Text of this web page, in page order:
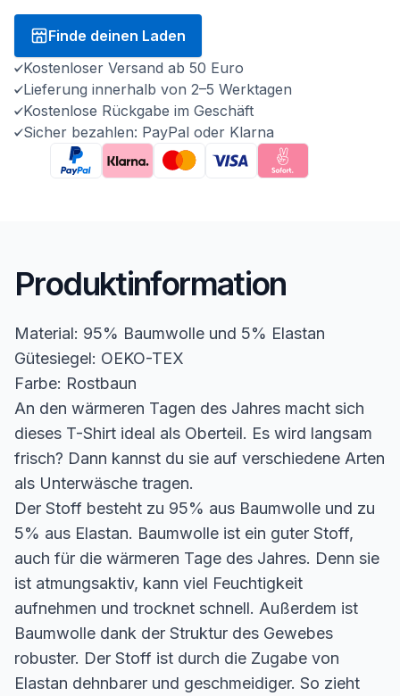
Finde deinen Laden
Kostenloser Versand ab 50 Euro
Lieferung innerhalb von 2–5 Werktagen
Kostenlose Rückgabe im Geschäft
Sicher bezahlen: PayPal oder Klarna
Produktinformation
Material: 95% Baumwolle und 5% Elastan
Gütesiegel: OEKO-TEX
Farbe: Rostbaun
An den wärmeren Tagen des Jahres macht sich
dieses T-Shirt ideal als Oberteil. Es wird langsam
frisch? Dann kannst du sie auf verschiedene Arten
als Unterwäsche tragen.
Der Stoff besteht zu 95% aus Baumwolle und zu
5% aus Elastan. Baumwolle ist ein guter Stoff,
auch für die wärmeren Tage des Jahres. Denn sie
ist atmungsaktiv, kann viel Feuchtigkeit
aufnehmen und trocknet schnell. Außerdem ist
Baumwolle dank der Struktur des Gewebes
robuster. Der Stoff ist durch die Zugabe von
Elastan dehnbarer und geschmeidiger. So zieht